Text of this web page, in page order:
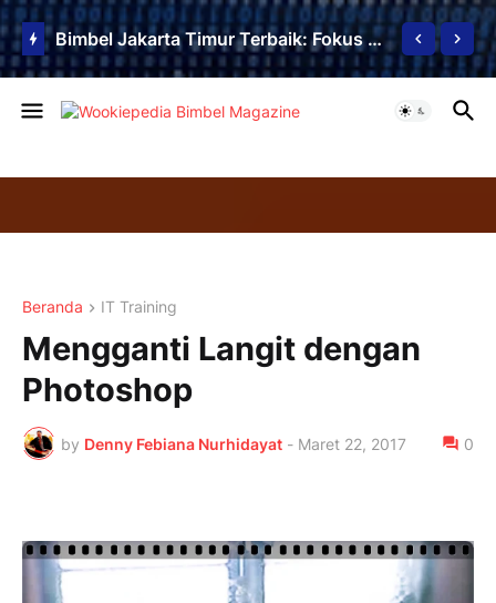
Bimbel Jakarta Timur Terbaik: Fokus Tinggi, Hasil Luar Biasa
Beranda IT Training
Mengganti Langit dengan
Photoshop
by Denny Febiana Nurhidayat - Maret 22, 2017 0